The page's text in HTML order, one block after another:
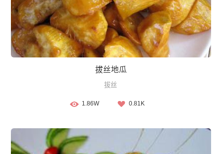
拔丝地瓜
拔丝
1.86W 0.81K